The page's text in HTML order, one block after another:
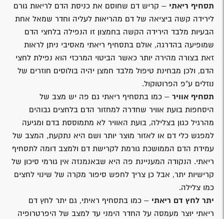
תסחיף ריאתי – קריש דם שחוסם את כניסת הדם לריאות גורם
לירידה קשה ביציאה של דם מהריאות לעליה וחדר שמאל אחת
הבעיות מלבד הירידה הקשה בחמצון זו הנפילה בלחצי הדם
שמופיעה בהדרגה, אולם בתסחיף ריאתי מאסיבי ניתן לראות
זאת בצורה מהירה יותר כאשר הביטוי המרכזי הוא נפילת לחצי
הדם, ולכן מבחינת טיפול מלבד חמצן יהיה בולוסים חוזרים של
נוזלים ע"פ הפרוטוקול.
תסחיף אוויר – כמו בתסחיף ריאתי גם פה יש מצב של
היסחפות בועת אוויר שחדרה למחזור הדם בלחצים גבוהים
מהרגיל כגון בצלילה, בועת האוויר לא מתמוססת בדם ומגיעה
למפגש כלי דם או לאזור מוצר יותר ושם היא נתקעת, המצב של
עמידת הדם הממושכת גורמת לקרישת דם ולמצב דומה לתסחיף
ריאתי. הנקודה המעניינת פה היא שבאנמנזה אין גורמי סיכון של
קרישיות יתר, אבל כן צריך לחפש סיפור מקרה של שינוי לחצים
כמו צלילה.
יתר לחץ דם ריאתי – כמו בתסחיף ראיתי, גם יתר לחץ דם
ריאתי יוצר מעמסה על החדר הימני עד למצב של היפרטרופיה